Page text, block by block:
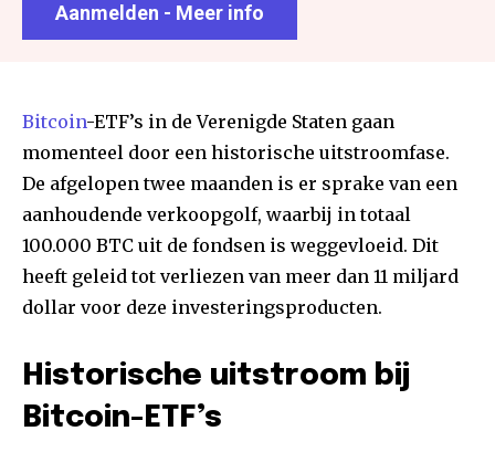
Aanmelden - Meer info
Bitcoin-ETF’s in de Verenigde Staten gaan
momenteel door een historische uitstroomfase.
De afgelopen twee maanden is er sprake van een
aanhoudende verkoopgolf, waarbij in totaal
100.000 BTC uit de fondsen is weggevloeid. Dit
heeft geleid tot verliezen van meer dan 11 miljard
dollar voor deze investeringsproducten.
Historische uitstroom bij
Bitcoin-ETF’s